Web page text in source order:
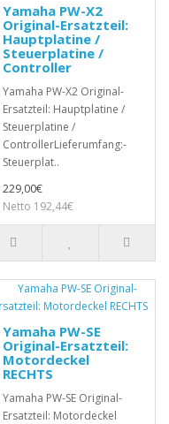
Yamaha PW-X2
Original-Ersatzteil:
Hauptplatine /
Steuerplatine /
Controller
Yamaha PW-X2 Original-
Ersatzteil: Hauptplatine /
Steuerplatine /
ControllerLieferumfang:-
Steuerplat..
229,00€
Netto 192,44€
Yamaha PW-SE
Original-Ersatzteil:
Motordeckel
RECHTS
Yamaha PW-SE Original-
Ersatzteil: Motordeckel